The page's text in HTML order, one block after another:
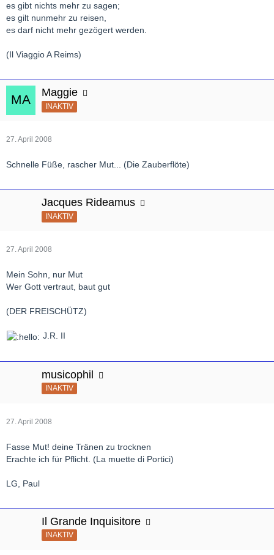
es gibt nichts mehr zu sagen;
es gilt nunmehr zu reisen,
es darf nicht mehr gezögert werden.
(Il Viaggio A Reims)
Maggie
INAKTIV
27. April 2008
Schnelle Füße, rascher Mut... (Die Zauberflöte)
Jacques Rideamus
INAKTIV
27. April 2008
Mein Sohn, nur Mut
Wer Gott vertraut, baut gut
(DER FREISCHÜTZ)
J.R. II
musicophil
INAKTIV
27. April 2008
Fasse Mut! deine Tränen zu trocknen
Erachte ich für Pflicht. (La muette di Portici)
LG, Paul
Il Grande Inquisitore
INAKTIV